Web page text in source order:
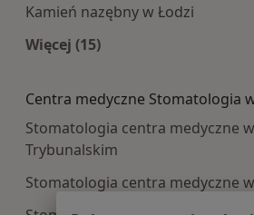
Kamień nazębny w Łodzi
Więcej (15)
Centra medyczne Stomatologia
Stomatologia centra medyczne
Trybunalskim
Stomatologia centra medyczne